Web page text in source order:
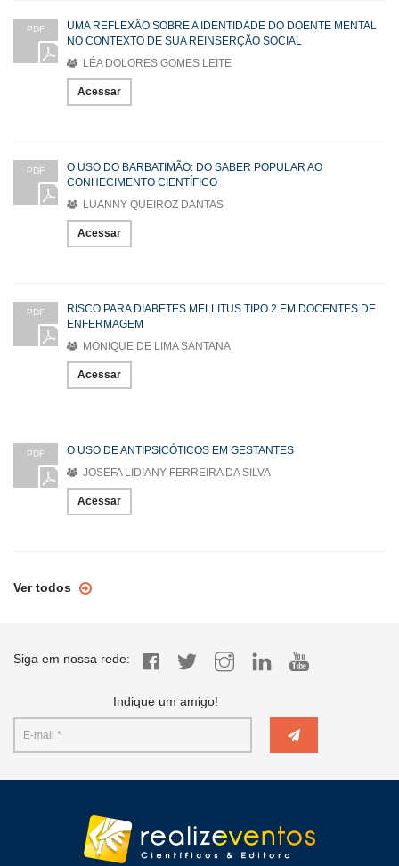
PDF
UMA REFLEXÃO SOBRE A IDENTIDADE DO DOENTE MENTAL
NO CONTEXTO DE SUA REINSERÇÃO SOCIAL
LÉA DOLORES GOMES LEITE
Acessar
PDF
O USO DO BARBATIMÃO: DO SABER POPULAR AO
CONHECIMENTO CIENTÍFICO
LUANNY QUEIROZ DANTAS
Acessar
PDF
RISCO PARA DIABETES MELLITUS TIPO 2 EM DOCENTES DE
ENFERMAGEM
MONIQUE DE LIMA SANTANA
Acessar
PDF
O USO DE ANTIPSICÓTICOS EM GESTANTES
JOSEFA LIDIANY FERREIRA DA SILVA
Acessar
Ver todos
Siga em nossa rede:
Indique um amigo!